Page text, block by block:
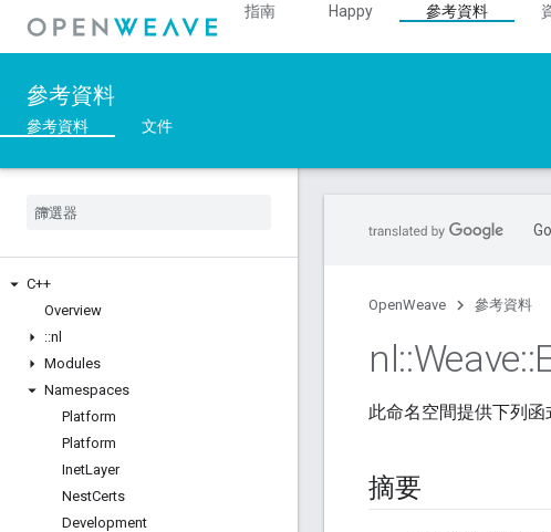
指南 Happy 參考資料
參考資料
參考資料 文件
C++
Overview
::nl
Modules
Namespaces
Platform
Platform
InetLayer
NestCerts
Development
OpenWeave 參考資料
nl::Weave::
此命名空間提供下列函
摘要